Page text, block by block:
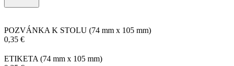
POZVÁNKA K STOLU (74 mm x 105 mm)
0,35 €
ETIKETA (74 mm x 105 mm)